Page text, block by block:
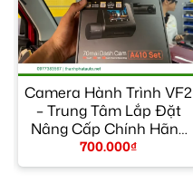
Camera Hành Trình VF2
– Trung Tâm Lắp Đặt
Nâng Cấp Chính Hãng
Uy Tín TPHCM
700.000₫